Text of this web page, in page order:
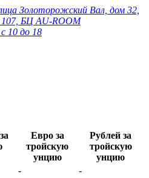
Золоторожский Вал, дом 32,
107, БЦ AU-ROOM
до 18
Евро за
тройскую
унцию
Рублей за
тройскую
унцию
-
-